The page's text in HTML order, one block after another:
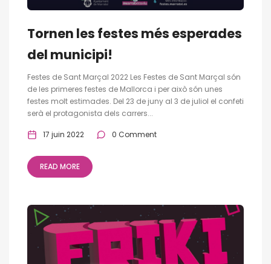
Tornen les festes més esperades
del municipi!
Festes de Sant Marçal 2022 Les Festes de Sant Marçal són
de les primeres festes de Mallorca i per això són unes
festes molt estimades. Del 23 de juny al 3 de juliol el confeti
serà el protagonista dels carrers...
17 juin 2022 0 Comment
READ MORE